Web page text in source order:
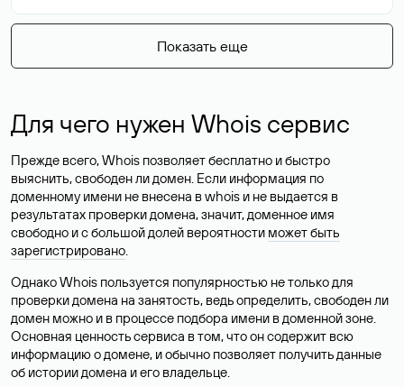
Показать еще
Для чего нужен Whois сервис
Прежде всего, Whois позволяет бесплатно и быстро
выяснить, свободен ли домен. Если информация по
доменному имени не внесена в whois и не выдается в
результатах проверки домена, значит, доменное имя
свободно и с большой долей вероятности может быть
зарегистрировано.
Однако Whois пользуется популярностью не только для
проверки домена на занятость, ведь определить, свободен ли
домен можно и в процессе подбора имени в доменной зоне.
Основная ценность сервиса в том, что он содержит всю
информацию о домене, и обычно позволяет получить данные
об истории домена и его владельце.